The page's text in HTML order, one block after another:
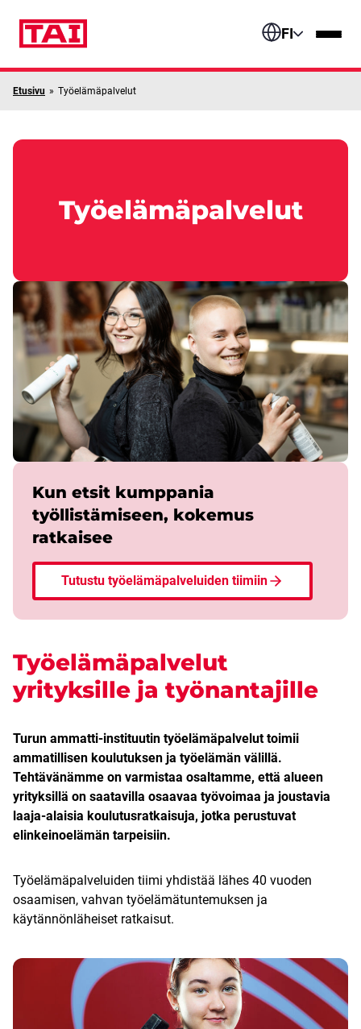
FI
Etusivu » Työelämäpalvelut
Työelämäpalvelut
Kun etsit kumppania
työllistämiseen, kokemus
ratkaisee
Tutustu työelämäpalveluiden tiimiin
Työelämäpalvelut
yrityksille ja työnantajille
Turun ammatti-instituutin työelämäpalvelut toimii
ammatillisen koulutuksen ja työelämän välillä.
Tehtävänämme on varmistaa osaltamme, että alueen
yrityksillä on saatavilla osaavaa työvoimaa ja joustavia
laaja-alaisia koulutusratkaisuja, jotka perustuvat
elinkeinoelämän tarpeisiin.
Työelämäpalveluiden tiimi yhdistää lähes 40 vuoden
osaamisen, vahvan työelämätuntemuksen ja
käytännönläheiset ratkaisut.